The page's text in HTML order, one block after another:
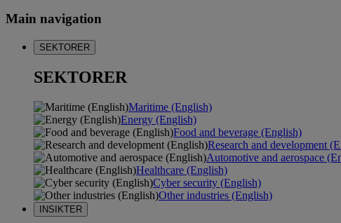
Main navigation
SEKTORER
SEKTORER
Maritime (English)
Energy (English)
Food and beverage (English)
Research and development
Automotive and aerospace
Healthcare (English)
Cyber security (English)
Other industries (English)
INSIKTER